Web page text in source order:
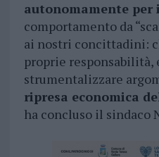
autonomamente
comportamento da
ai nostri concittadini:
proprie responsabilità,
strumentalizzare
ripresa economica
ha concluso il sindaco